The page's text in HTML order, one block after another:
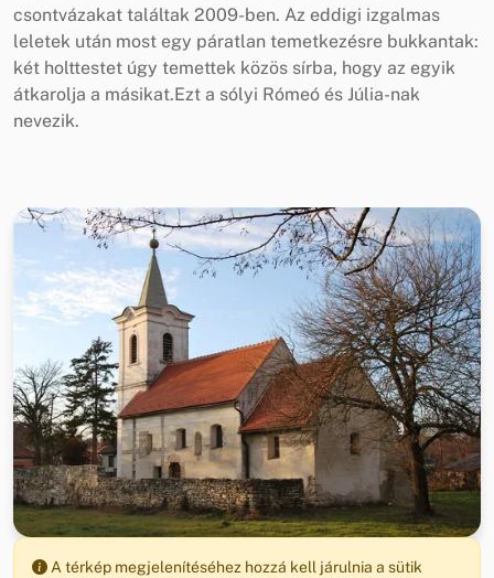
csontvázakat találtak 2009-ben. Az eddigi izgalmas
leletek után most egy páratlan temetkezésre bukkantak:
két holttestet úgy temettek közös sírba, hogy az egyik
átkarolja a másikat.Ezt a sólyi Rómeó és Júlia-nak
nevezik.
A térkép megjelenítéséhez hozzá kell járulnia a sütik